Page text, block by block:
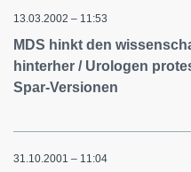
13.03.2002 – 11:53
MDS hinkt den
hinterher / Urologen
Spar-Versionen
31.10.2001 – 11:04